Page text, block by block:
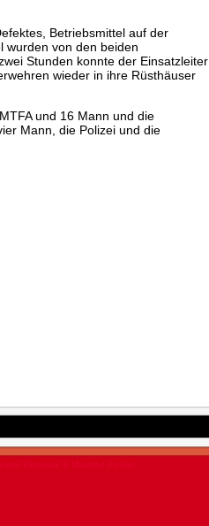
Betriebsmittel auf der
wurden von den beiden
Stunden konnte der Einsatzleiter
wieder in ihre Rüsthäuser
und 16 Mann und die
Mann, die Polizei und die